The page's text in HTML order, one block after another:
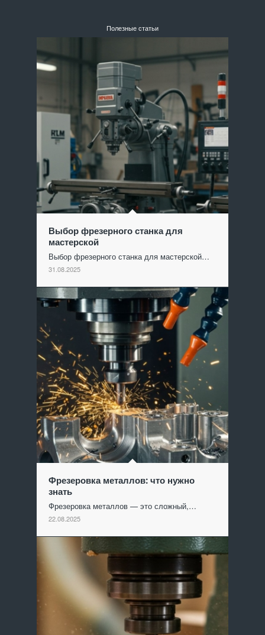
Полезные статьи
Выбор фрезерного станка для
мастерской
Выбор фрезерного станка для мастерской…
31.08.2025
Фрезеровка металлов: что нужно
знать
Фрезеровка металлов — это сложный,…
22.08.2025